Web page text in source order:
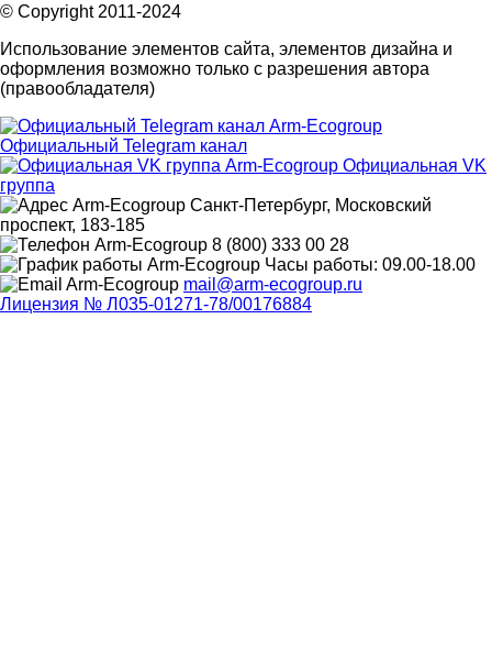
© Copyright 2011-2024
Использование элементов сайта, элементов дизайна и
оформления возможно только с разрешения автора
(правообладателя)
Официальный Telegram канал
Официальная VK
группа
Санкт-Петербург, Московский
проспект, 183-185
8 (800) 333 00 28
Часы работы: 09.00-18.00
mail@arm-ecogroup.ru
Лицензия № Л035-01271-78/00176884